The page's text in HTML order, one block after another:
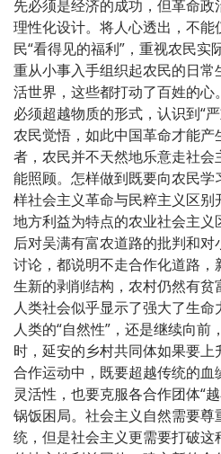
先必须是经济的成功，但革命
理性化设计。将人心透出，不
民“看得见的福利”，重视农民实
重从小事入手组织起农民的日
活世界，这些都打动了百姓的
必须超越物质的形式，认识到“
农民觉悟，如此中国革命才能
者，农民并不天然地乐意走社会
能照顾。怎样做到既要向农民
样社会主义革命与民粹主义区
地方利益为特点的农业社会主
后对吴满有富农道路的批判和
讨论，都说明不走合作化道路
生新的剥削结构，农村仍然有
人类社会似乎显示了强大了生
人类的“自然性”，还是继续向
时，延安的乡村共同体如果要
合作运动中，既要超越传统的
灵活性，也要克服各合作团体“
锅饭困局。社会主义自然需要
统，但是社会主义更需要打破